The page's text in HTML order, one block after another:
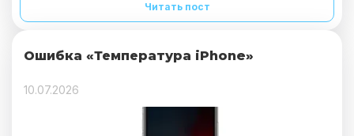
Читать пост
Ошибка «Температура iPhone»
10.07.2026